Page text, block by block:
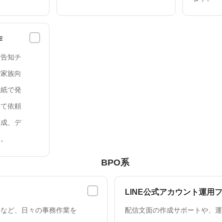
知チ
族向
で発
依頼
、デ
BPO系
ど、日々の事務作業を
LINE公式アカウント運用
配信文面の作成サポートや、